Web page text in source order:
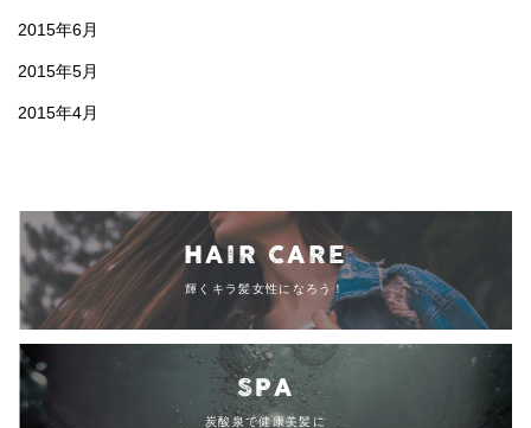
2015年6月
2015年5月
2015年4月
HAIR CARE
輝くキラ髪女性になろう！
SPA
炭酸泉で健康美髪に